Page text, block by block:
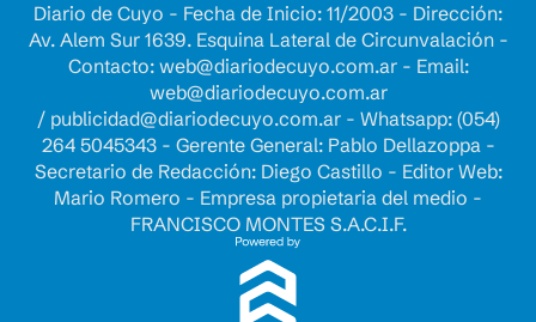
Diario de Cuyo - Fecha de Inicio: 11/2003 - Dirección:
Av. Alem Sur 1639. Esquina Lateral de Circunvalación -
Contacto: web@diariodecuyo.com.ar- Email:
web@diariodecuyo.com.ar
/ publicidad@diariodecuyo.com.ar- Whatsapp: (054)
264 5045343 - Gerente General: Pablo Dellazoppa -
Secretario de Redacción: Diego Castillo - Editor Web:
Mario Romero - Empresa propietaria del medio -
FRANCISCO MONTES S.A.C.I.F.